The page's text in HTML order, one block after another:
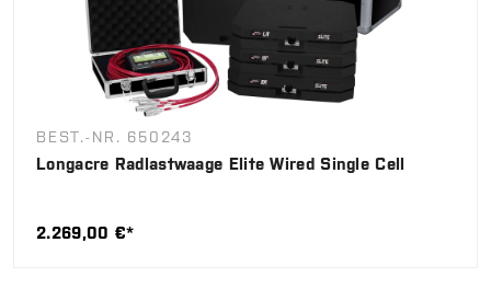
BEST.-NR. 650243
Longacre Radlastwaage Elite Wired Single Cell
2.269,00 €*